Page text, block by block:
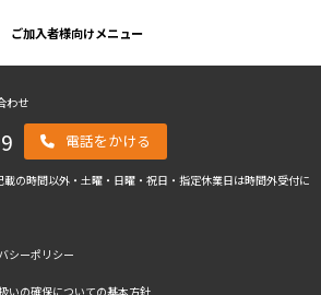
ご加入者様向けメニュー
わせ
電話をかける
の時間以外・土曜・日曜・祝日・指定休業日は時間外受付に
シーポリシー
いの確保についての基本方針